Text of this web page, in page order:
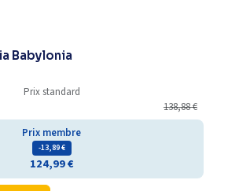
Babylonia
Prix standard
138,88€
Prix membre
- 13,89€
124,99€